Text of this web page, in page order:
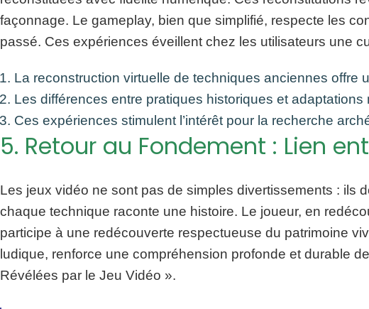
façonnage. Le gameplay, bien que simplifié, respecte les
passé. Ces expériences éveillent chez les utilisateurs une
La reconstruction virtuelle de techniques anciennes offre
Les différences entre pratiques historiques et
Ces expériences stimulent l’intérêt pour la recherche
5. Retour au Fondement : Lien
Les jeux vidéo ne sont pas de simples divertissements : ils
chaque technique raconte une histoire. Le joueur, en
participe à une redécouverte respectueuse du patrimoine
ludique, renforce une compréhension profonde et durable
Révélées par le Jeu Vidéo ».